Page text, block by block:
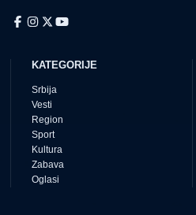
KATEGORIJE
Srbija
Vesti
Region
Sport
Kultura
Zabava
Oglasi